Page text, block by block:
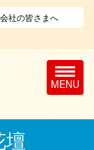
社の皆さまへ
T
o
g
g